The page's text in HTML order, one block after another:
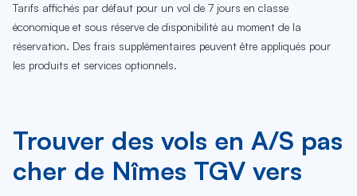
Tarifs affichés par défaut pour un vol de 7 jours en classe
économique et sous réserve de disponibilité au moment de la
réservation. Des frais supplémentaires peuvent être appliqués pour
les produits et services optionnels.
Trouver des vols en A/S pas
cher de Nîmes TGV vers